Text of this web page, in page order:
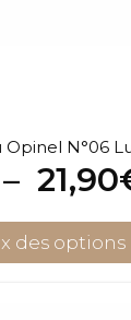
Opinel N°06
– 21,90
des options